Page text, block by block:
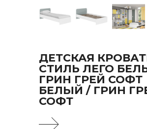
ДЕТСКАЯ
СТИЛЬ ЛЕГО
ГРИН ГРЕЙ СОФТ
БЕЛЫЙ / ГРИН
СОФТ